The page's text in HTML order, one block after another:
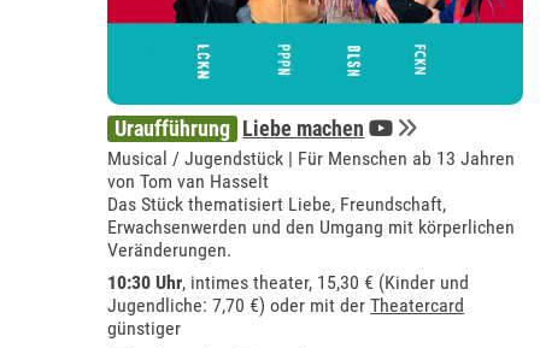
Uraufführung Liebe machen
Musical / Jugendstück | Für Menschen ab 13 Jahren
von Tom van Hasselt
Das Stück thematisiert Liebe, Freundschaft,
Erwachsenwerden und den Umgang mit körperlichen
Veränderungen.
10:30 Uhr, intimes theater, 15,30 € (Kinder und
Jugendliche: 7,70 €) oder mit derTheatercard
günstiger